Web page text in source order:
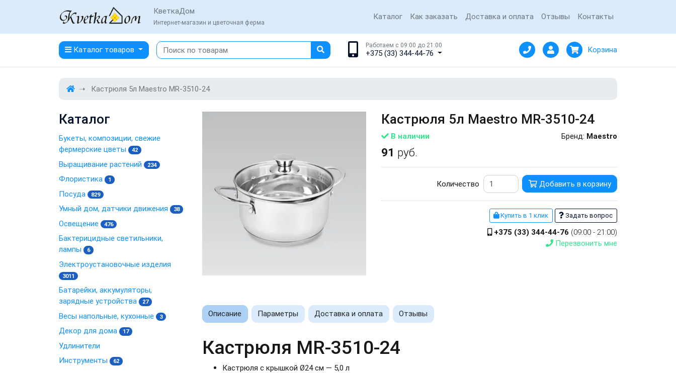
КветкаДом
Интернет-магазин и цветочная ферма
Каталог Как заказать Доставка и оплата Отзывы Контакты
Каталог товаров Работаем с 09:00 до 21:00
+375 (33) 344-44-76 Корзина
Кастрюля 5л Maestro MR-3510-24
Кастрюля 5л Maestro MR-3510-24
В наличии Бренд: Maestro
91 руб.
Количество Добавить в корзину
Купить в 1 клик Задать вопрос
+375 (33) 344-44-76 (09:00 - 21:00)
Перезвонить мне
Описание Параметры Доставка и оплата Отзывы
Кастрюля MR-3510-24
Кастрюля с крышкой Ø24 см — 5,0 л
Каталог
Букеты, композиции, свежие
фермерские цветы
42
Выращивание растений 234
Флористика 1
Посуда 829
Умный дом, датчики движения 38
Освещение 476
Бактерицидные светильники,
лампы
6
Электроустановочные изделия
3011
Батарейки, аккумуляторы,
зарядные устройства
27
Весы напольные, кухонные 3
Декор для дома 17
Удлинители
Инструменты
62